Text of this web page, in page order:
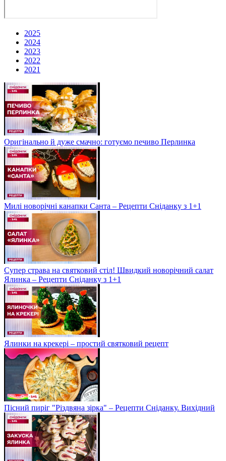
2025
2024
2023
2022
2021
Оригінально й дуже смачно: готуємо печиво Перлинка
Милі новорічні канапки Санта – Рецепти Сніданку з 1+1
Супер страва на святковий стіл! Швидкий новорічний салат
Ялинка – Рецепти Сніданку з 1+1
Ялинки на крекері – простий святковий рецепт
Пісний пиріг "Різдвяна зірка" – Рецепти Сніданку. Вихідний